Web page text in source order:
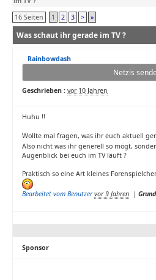
16 Seiten
1 2 3 > »
Was schaut ihr gerade im TV ?
Rainbowdash
Netzis
Geschrieben : vor 10 Jahren
Huhu !!
Wollte mal fragen, was ihr euch aktuell
Also nicht was ihr generell so mögt,
Augenblick bei euch im TV läuft ?
Praktisch so eine Art kleines
Bearbeitet vom Benutzer vor 9 Jahren |
Sponsor